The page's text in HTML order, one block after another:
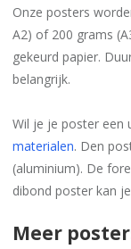
Onze posters
A2) of 200 grams
gekeurd papier.
belangrijk.
Wil je je poster een
materialen. Den
(aluminium). De
dibond poster kan
Meer